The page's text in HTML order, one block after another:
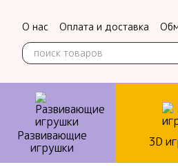
О нас
Оплата и доставка
Контактная информация
Развивающие
игрушки
3D